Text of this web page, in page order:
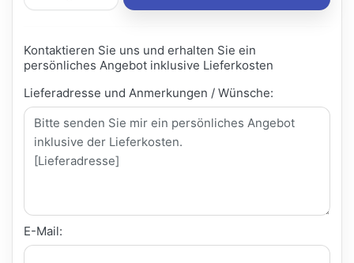
Kontaktieren Sie uns und erhalten Sie ein
persönliches Angebot inklusive Lieferkosten
Lieferadresse und Anmerkungen / Wünsche:
E-Mail: